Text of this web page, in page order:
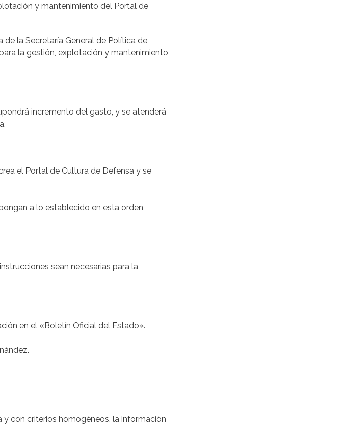
y mantenimiento del Portal de
la Secretaría General de Política de
la gestión, explotación y mantenimiento
incremento del gasto, y se atenderá
el Portal de Cultura de Defensa y se
a lo establecido en esta orden
sean necesarias para la
en el «Boletín Oficial del Estado».
con criterios homogéneos, la información